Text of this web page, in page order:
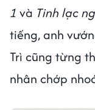
1 và Tinh lạc
tiếng, anh
Trì cũng từng
nhân chớp